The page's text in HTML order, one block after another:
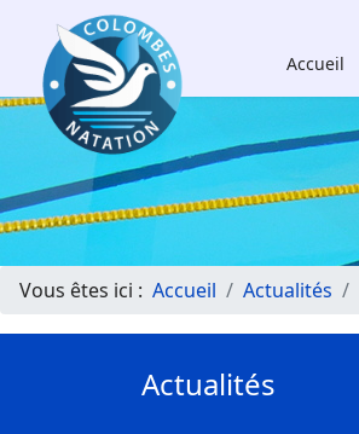
Accueil
Vous êtes ici : Accueil Actualités
Actualités